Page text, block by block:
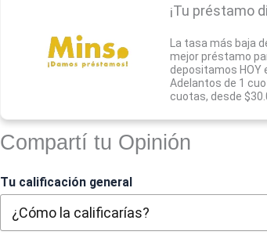
¡Tu préstamo
La tasa más baja
mejor préstamo
depositamos HOY
Adelantos de 1
cuotas, desde
Compartí tu Opinión
Tu calificación general